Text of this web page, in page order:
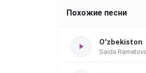
Похожие песни
O'zbekiston
Saida Rametova